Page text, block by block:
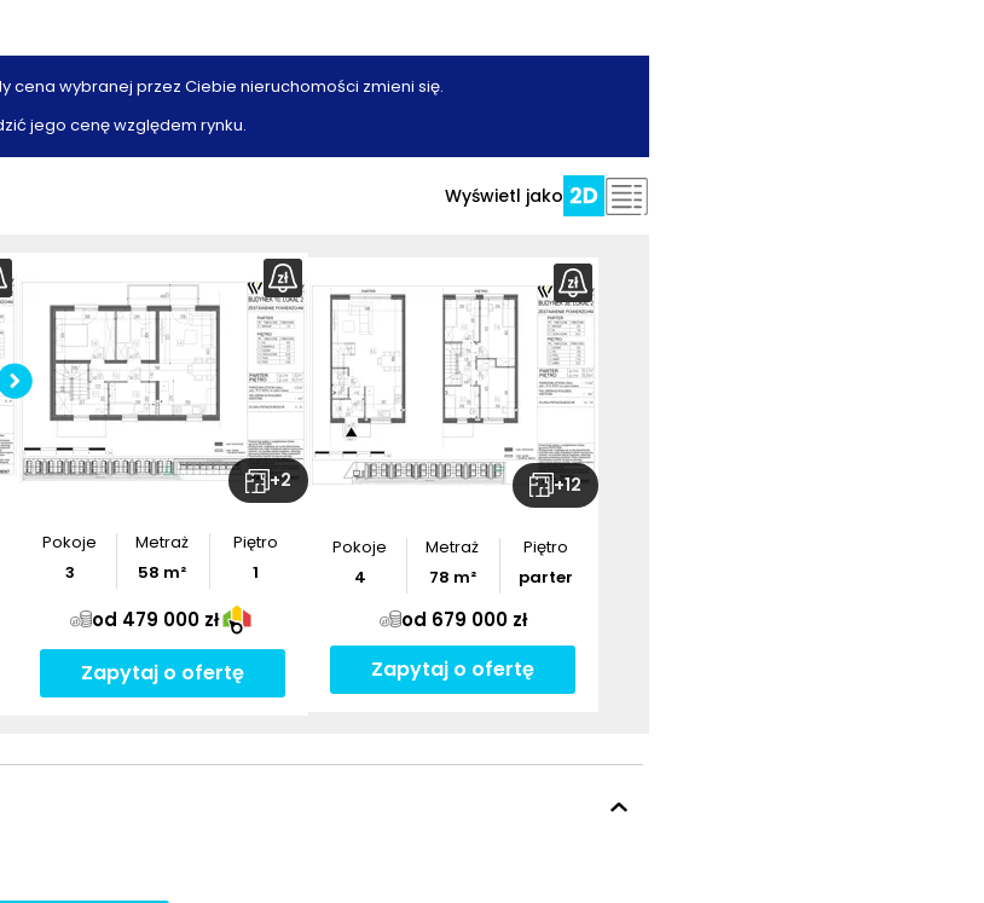
cena wybranej przez Ciebie nieruchomości zmieni się.
jego cenę względem rynku.
Wyświetl jako
Pobierz rzut
+2
Pokoje
3
Metraż
58 m²
Piętro
1
od 479 000 zł
Zapytaj o ofertę
+12
Pokoje
4
Metraż
78 m²
Piętro
parter
od 679 000 zł
Zapytaj o ofertę